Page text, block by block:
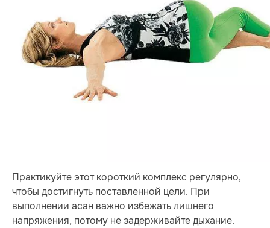
Практикуйте этот короткий комплекс регулярно,
чтобы достигнуть поставленной цели. При
выполнении асан важно избежать лишнего
напряжения, потому не задерживайте дыхание.